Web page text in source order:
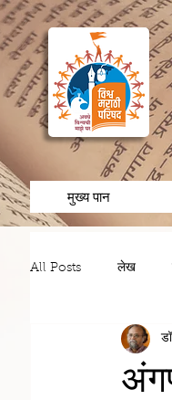
मुख्य पान
All Posts लेख
चरित्र/व्यक्तीविशेष